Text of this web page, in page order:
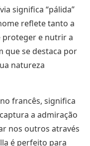
significa “pálida”
reflete tanto a
proteger e nutrir a
que se destaca por
natureza
francês, significa
a admiração
nos outros através
é perfeito para